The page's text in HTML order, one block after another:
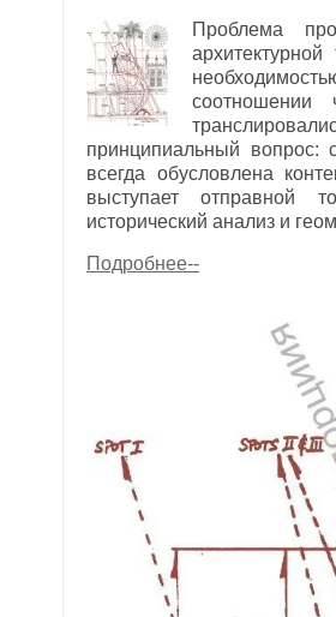
Проблема
принципиальный вопрос:
всегда обусловлена
выступает отправной
исторический анализ и
Подробнее--